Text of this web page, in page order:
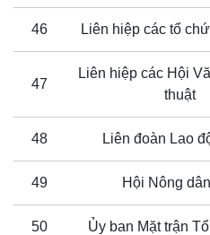
46 Liên hiệp các tổ
47
Liên hiệp các Hội
thuật
48 Liên đoàn Lao
49 Hội Nông
50 Ủy ban Mặt trận